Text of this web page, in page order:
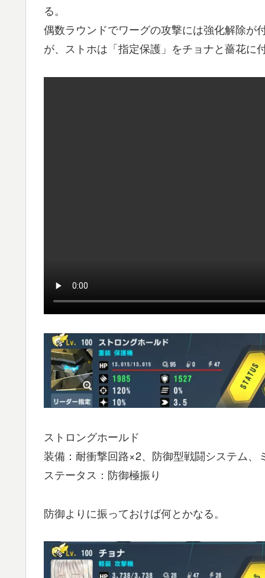
る。
偶数ラウンドでワーグの攻撃には強化解除が
が、ストホは「指定保護」をチョナと薔花に
ストロングホールド
装備：耐衝撃回路×2、防御型戦闘システム、
ステータス：防御極振り
防御よりに振っておけば何とかなる。